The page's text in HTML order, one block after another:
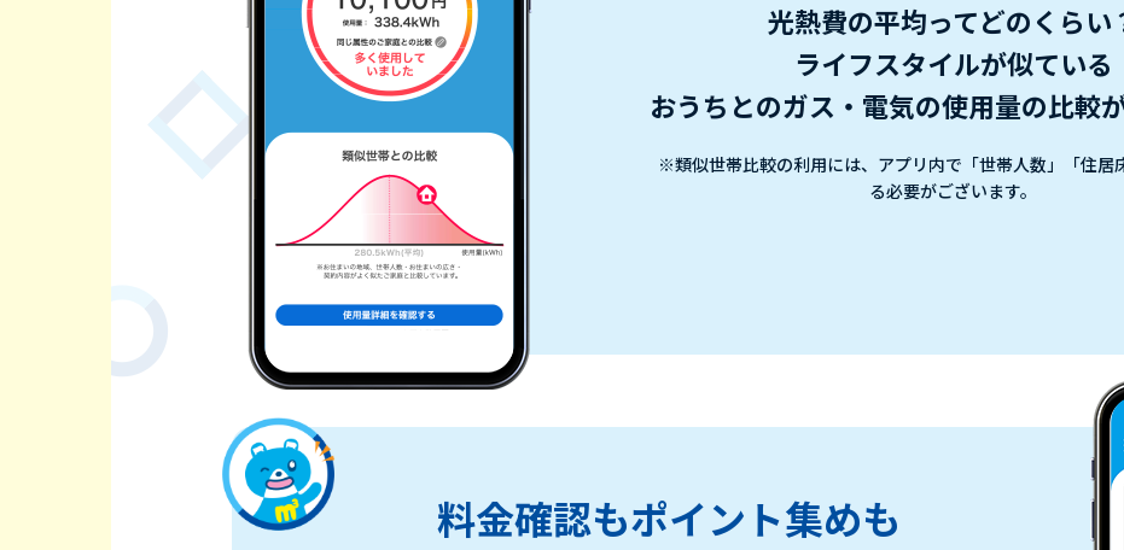
光熱費の平均ってどのくらい
ライフスタイルが似ている
おうちとのガス・電気の使用量の比較が
※類似世帯比較の利用には、アプリ内で「世帯人数」「住居
る必要がございます。
料金確認もポイント集めも